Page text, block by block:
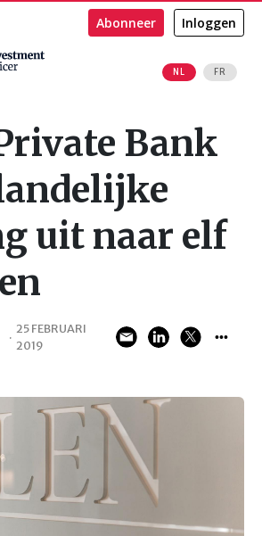
NL FR
Abonneer Inloggen
Bank
uit naar elf
·
25 FEBRUARI
2019